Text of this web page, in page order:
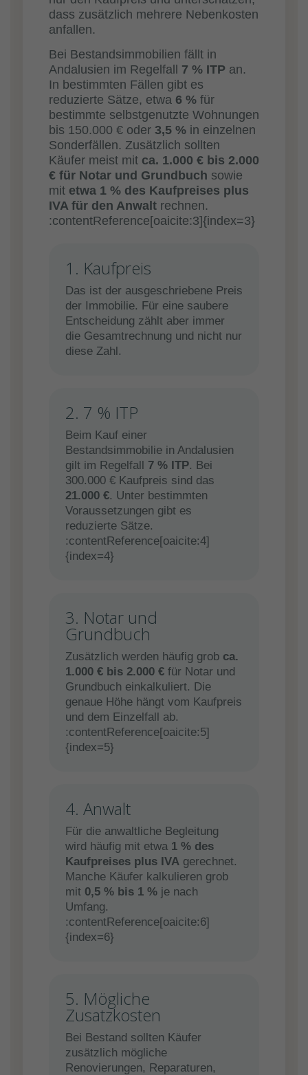
dass zusätzlich mehrere Nebenkosten
anfallen.
Bei Bestandsimmobilien fällt in
Andalusien im Regelfall 7 % ITP an.
In bestimmten Fällen gibt es
reduzierte Sätze, etwa 6 % für
bestimmte selbstgenutzte Wohnungen
bis 150.000 € oder 3,5 % in einzelnen
Sonderfällen. Zusätzlich sollten
Käufer meist mit ca. 1.000 € bis 2.000
€ für Notar und Grundbuch sowie
mit etwa 1 % des Kaufpreises plus
IVA für den Anwalt rechnen.
:contentReference[oaicite:3]{index=3}
1. Kaufpreis
Das ist der ausgeschriebene Preis
der Immobilie. Für eine saubere
Entscheidung zählt aber immer
die Gesamtrechnung und nicht nur
diese Zahl.
2. 7 % ITP
Beim Kauf einer
Bestandsimmobilie in Andalusien
gilt im Regelfall 7 % ITP. Bei
300.000 € Kaufpreis sind das
21.000 €. Unter bestimmten
Voraussetzungen gibt es
reduzierte Sätze.
:contentReference[oaicite:4]
{index=4}
3. Notar und
Grundbuch
Zusätzlich werden häufig grob ca.
1.000 € bis 2.000 € für Notar und
Grundbuch einkalkuliert. Die
genaue Höhe hängt vom Kaufpreis
und dem Einzelfall ab.
:contentReference[oaicite:5]
{index=5}
4. Anwalt
Für die anwaltliche Begleitung
wird häufig mit etwa 1 % des
Kaufpreises plus IVA gerechnet.
Manche Käufer kalkulieren grob
mit 0,5 % bis 1 % je nach
Umfang.
:contentReference[oaicite:6]
{index=6}
5. Mögliche
Zusatzkosten
Bei Bestand sollten Käufer
zusätzlich mögliche
Renovierungen, Reparaturen,